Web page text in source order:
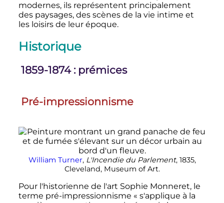
modernes, ils représentent principalement
des paysages, des scènes de la vie intime et
les loisirs de leur époque.
Historique
1859-1874 : prémices
Pré-impressionnisme
William Turner, L'Incendie du Parlement, 1835,
Cleveland, Museum of Art.
Pour l'historienne de l'art Sophie Monneret, le
terme pré-impressionnisme « s'applique à la